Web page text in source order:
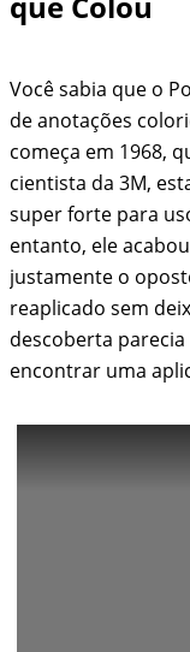
Você sabia que o
de anotações
começa em 1968,
cientista da 3M,
super forte para
entanto, ele
justamente o
reaplicado sem
descoberta
encontrar uma